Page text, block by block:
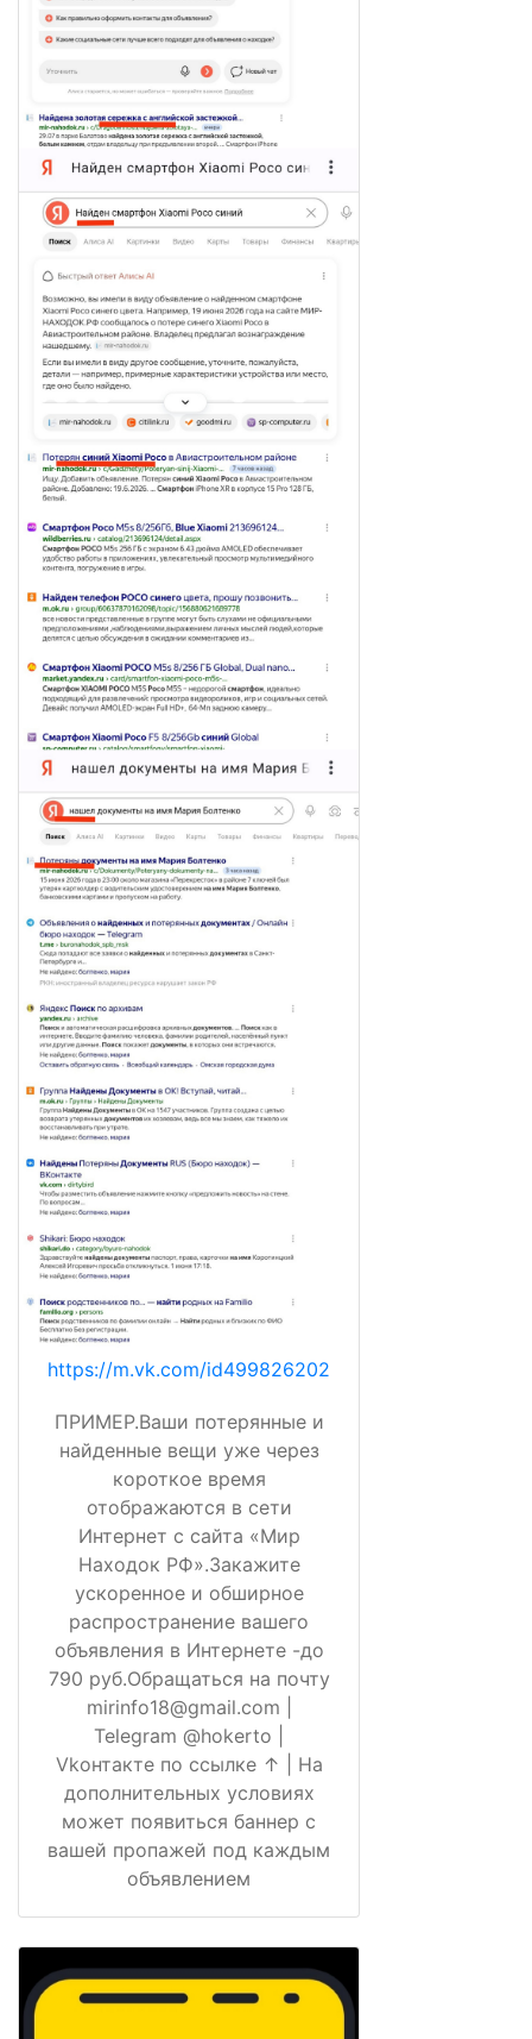
https://m.vk.com/id499826202
ПРИМЕР.Ваши потерянные и
найденные вещи уже через
короткое время
отображаются в сети
Интернет с сайта «Мир
Находок РФ».Закажите
ускоренное и обширное
распространение вашего
объявления в Интернете -до
790 руб.Обращаться на почту
mirinfo18@gmail.com |
Telegram @hokerto |
Vkонтакте по ссылке ↑ | На
дополнительных условиях
может появиться баннер с
вашей пропажей под каждым
объявлением